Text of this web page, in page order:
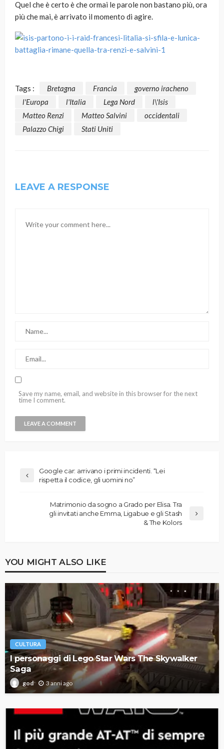
Quel che è certo è che ormai le parole non bastano più, ora
più che mai, è arrivato il momento di agire.
Tags : Bretagna Francia
governo iracheno
l'Europa
l'Italia Lega Nord
l\'Isis
Matteo Renzi
Matteo Salvini
occidentali
Palazzo Chigi
Stati Uniti
LEAVE A RESPONSE
Save my name, email, and website in this browser for the next
time I comment.
Google car: arrivano i primi incidenti. “Lei
rispetta il codice, gli uomini no”
Matrimonio da sogno a Grado per Elisa. Tra
gli invitati anche Emma, Ligabue e gli Stash
& The Kolors
YOU MIGHT ALSO LIKE
CULTURA
I personaggi di Lego Star Wars The Skywalker
Saga
god 3 anni ago